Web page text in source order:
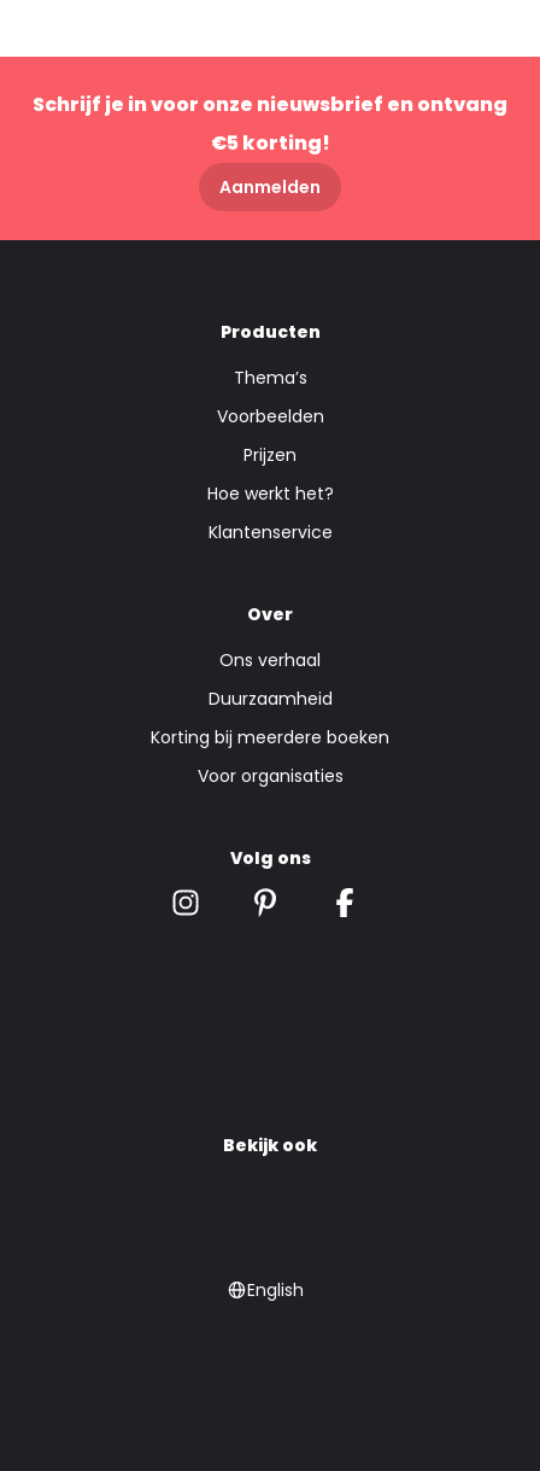
Schrijf je in voor onze nieuwsbrief en ontvang
€5 korting!
Aanmelden
Producten
Thema’s
Voorbeelden
Prijzen
Hoe werkt het?
Klantenservice
Over
Ons verhaal
Duurzaamheid
Korting bij meerdere boeken
Voor organisaties
Volg ons
Bekijk ook
English